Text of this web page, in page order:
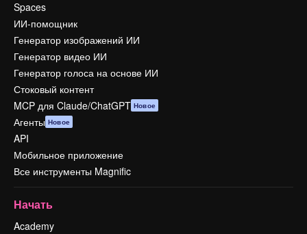
Spaces
ИИ-помощник
Генератор изображений ИИ
Генератор видео ИИ
Генератор голоса на основе ИИ
Стоковый контент
MCP для Claude/ChatGPT Новое
Агенты Новое
API
Мобильное приложение
Все инструменты Magnific
Начать
Academy